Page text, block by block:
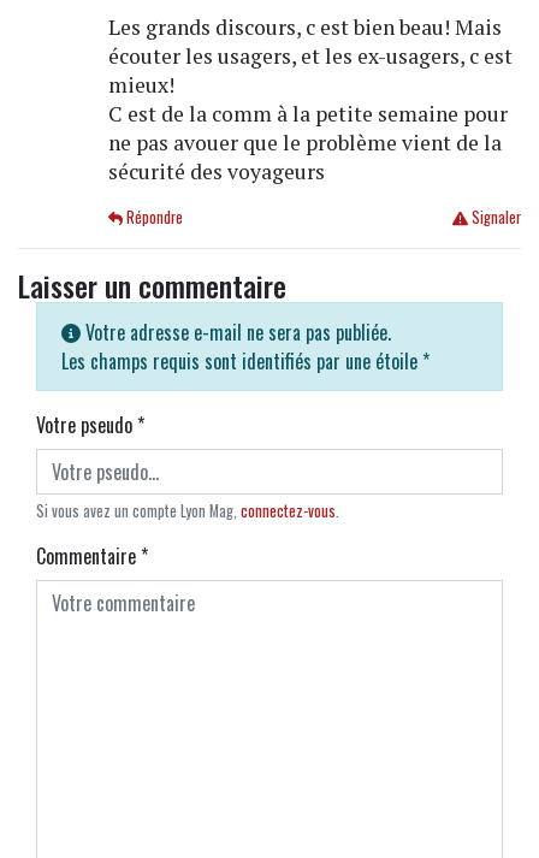
Les grands discours, c est bien beau! Mais
écouter les usagers, et les ex-usagers, c est
mieux!
C est de la comm à la petite semaine pour
ne pas avouer que le problème vient de la
sécurité des voyageurs
Signaler
Répondre
Laisser un commentaire
Votre adresse e-mail ne sera pas publiée.
Les champs requis sont identifiés par une étoile *
Votre pseudo*
Si vous avez un compte Lyon Mag, connectez-vous.
Commentaire*